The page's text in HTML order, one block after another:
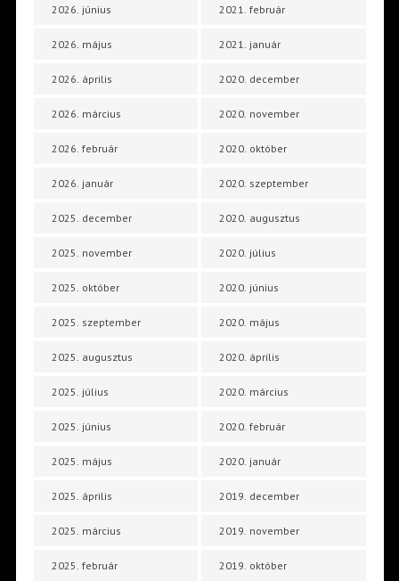
2026. június
2026. május
2026. április
2026. március
2026. február
2026. január
2025. december
2025. november
2025. október
2025. szeptember
2025. augusztus
2025. július
2025. június
2025. május
2025. április
2025. március
2025. február
2021. február
2021. január
2020. december
2020. november
2020. október
2020. szeptember
2020. augusztus
2020. július
2020. június
2020. május
2020. április
2020. március
2020. február
2020. január
2019. december
2019. november
2019. október